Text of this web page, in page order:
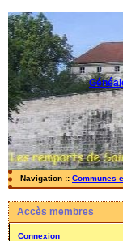
Navigation :: Communes
Accès membres
Connexion